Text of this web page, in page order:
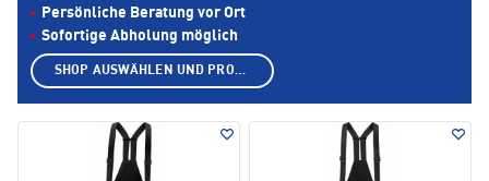
Persönliche Beratung vor Ort
Sofortige Abholung möglich
SHOP AUSWÄHLEN UND PRODUKTE ANZEIGEN